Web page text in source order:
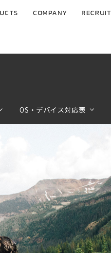
COMPANY RECRUIT
OS・デバイス対応表